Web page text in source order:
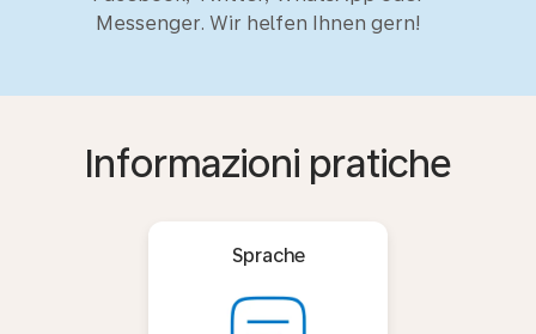
Messenger. Wir helfen Ihnen gern!
Informazioni pratiche
Sprache